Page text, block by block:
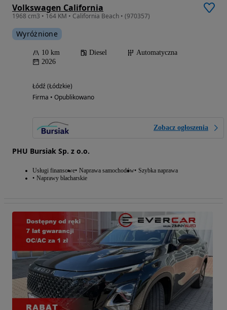
Volkswagen California
1968 cm3 • 164 KM • California Beach • (970357)
Wyróżnione
10 km Diesel
Automatyczna
2026
Łódź (Łódzkie)
Firma • Opublikowano
Zobacz ogłoszenia
PHU Bursiak Sp. z o.o.
Usługi finansowe Naprawa samochodów Szybka naprawa
Naprawy blacharskie